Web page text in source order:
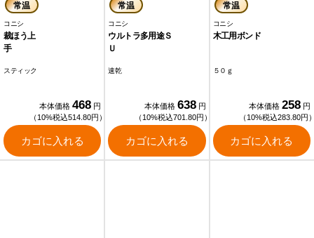
常温
コニシ
裁ほう上
手
スティック
本体価格 468 円
（10%税込514.80円）
カゴに入れる
常温
コニシ
ウルトラ多用途Ｓ
Ｕ
速乾
本体価格 638 円
（10%税込701.80円）
カゴに入れる
常温
コニシ
木工用ボンド
５０ｇ
本体価格 258 円
（10%税込283.80円
カゴに入れる